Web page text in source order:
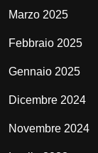
Marzo 2025
Febbraio 2025
Gennaio 2025
Dicembre 2024
Novembre 2024